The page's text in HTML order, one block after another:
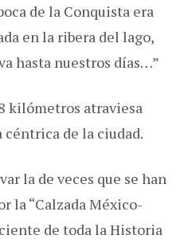
de la Conquista era
en la ribera del lago,
hasta nuestros días…”
kilómetros atraviesa
céntrica de la ciudad.
la de veces que se han
la “Calzada México-
de toda la Historia